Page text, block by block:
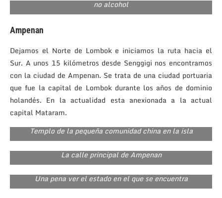
no alcohol
Ampenan
Dejamos el Norte de Lombok e iniciamos la ruta hacia el
Sur. A unos 15 kilómetros desde Senggigi nos encontramos
con la ciudad de Ampenan. Se trata de una ciudad portuaria
que fue la capital de Lombok durante los años de dominio
holandés. En la actualidad esta anexionada a la actual
capital Mataram.
Templo de la pequeña comunidad china en la isla
La calle principal de Ampenan
Una pena ver el estado en el que se encuentra